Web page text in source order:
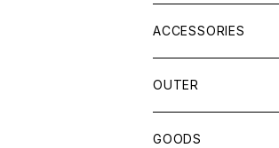
ACCESSORIES
OUTER
GOODS